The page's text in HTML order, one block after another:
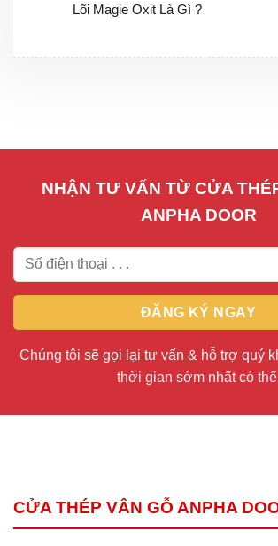
Lõi Magie Oxit Là Gì ?
NHẬN TƯ VẤN TỪ CỬA
ANPHA DOOR
Chúng tôi sẽ gọi lại tư vấn & hỗ trợ quý
thời gian sớm nhất có
CỬA THÉP VÂN GỖ ANPHA